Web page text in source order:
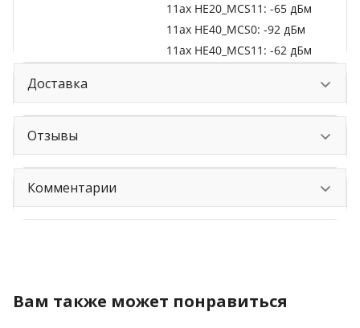
11ax HE20_MCS11: -65 дБм
11ax HE40_MCS0: -92 дБм
11ax HE40_MCS11: -62 дБм
Доставка
Отзывы
Комментарии
Вам также может понравиться